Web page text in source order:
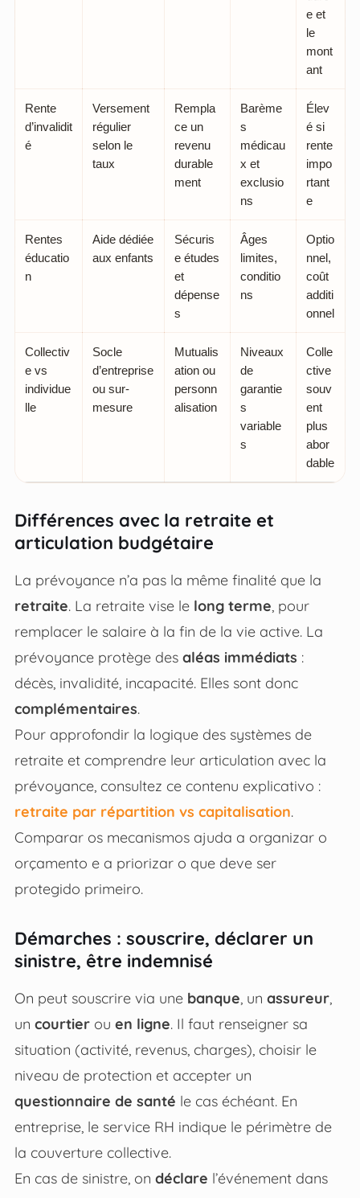
e et
le
mont
ant
Rente
d’invalidit
é
Versement
régulier
selon le
taux
Rempla
ce un
revenu
durable
ment
Barème
s
médicau
x et
exclusio
ns
Élev
é si
rente
impo
rtant
e
Rentes
éducatio
n
Aide dédiée
aux enfants
Sécuris
e études
et
dépense
s
Âges
limites,
conditio
ns
Optio
nnel,
coût
additi
onnel
Collectiv
e vs
individue
lle
Socle
d’entreprise
ou sur-
mesure
Mutualis
ation ou
personn
alisation
Niveaux
de
garantie
s
variable
s
Colle
ctive
souv
ent
plus
abor
dable
Différences avec la retraite et
articulation budgétaire
La prévoyance n’a pas la même finalité que la
retraite. La retraite vise le long terme , pour
remplacer le salaire à la fin de la vie active. La
prévoyance protège des aléas immédiats :
décès, invalidité, incapacité. Elles sont donc
complémentaires.
Pour approfondir la logique des systèmes de
retraite et comprendre leur articulation avec la
prévoyance, consultez ce contenu explicativo :
retraite par répartition vs capitalisation.
Comparar os mecanismos ajuda a organizar o
orçamento e a priorizar o que deve ser
protegido primeiro.
Démarches : souscrire, déclarer un
sinistre, être indemnisé
On peut souscrire via une banque , un assureur,
un courtierou en ligne. Il faut renseigner sa
situation (activité, revenus, charges), choisir le
niveau de protection et accepter un
questionnaire de santé le cas échéant. En
entreprise, le service RH indique le périmètre de
la couverture collective.
En cas de sinistre, on déclare l’événement dans